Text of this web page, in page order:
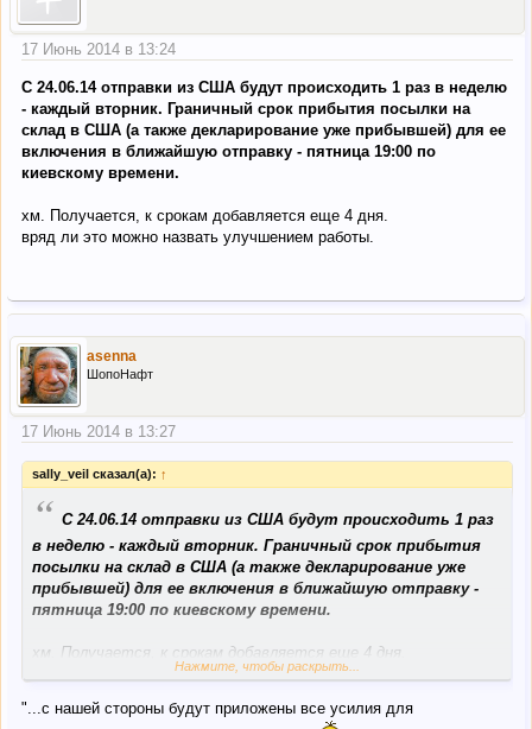
17 Июнь 2014 в 13:24
С 24.06.14 отправки из США будут происходить 1 раз в неделю
- каждый вторник. Граничный срок прибытия посылки на
склад в США (а также декларирование уже прибывшей) для ее
включения в ближайшую отправку - пятница 19:00 по
киевскому времени.
хм. Получается, к срокам добавляется еще 4 дня.
вряд ли это можно назвать улучшением работы.
asenna
ШопоНафт
17 Июнь 2014 в 13:27
sally_veil сказал(а): ↑
“ С 24.06.14 отправки из США будут происходить 1 раз
в неделю - каждый вторник. Граничный срок прибытия
посылки на склад в США (а также декларирование уже
прибывшей) для ее включения в ближайшую отправку -
пятница 19:00 по киевскому времени.
хм. Получается, к срокам добавляется еще 4 дня.
вряд ли это можно назвать улучшением работы.
Нажмите, чтобы раскрыть...
"...с нашей стороны будут приложены все усилия для